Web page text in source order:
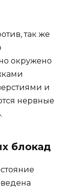
так же
окружено
и
нервные
блокад